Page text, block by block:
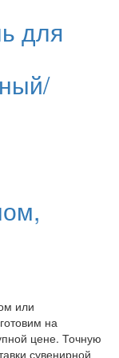
для
или
на
цене. Точную
сувенирной